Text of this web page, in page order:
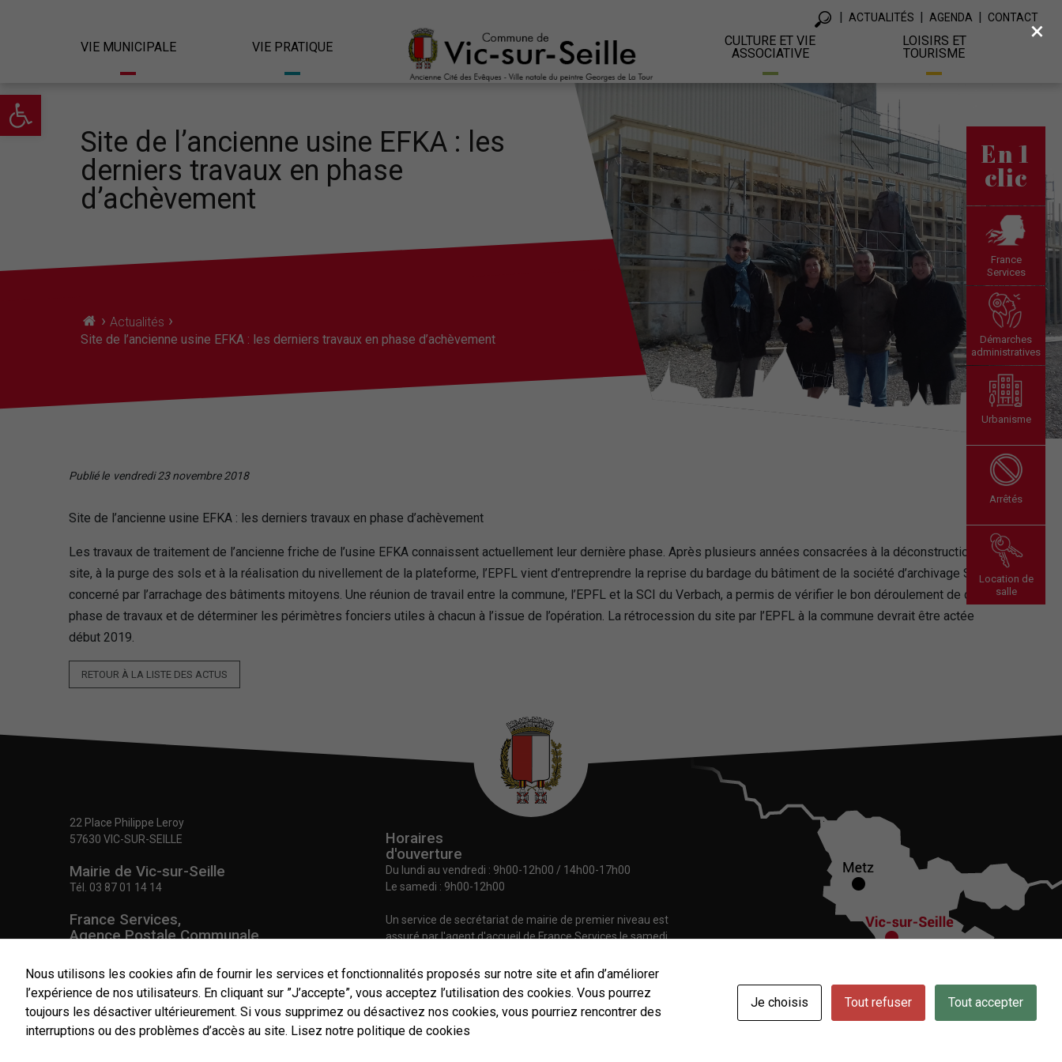
Ouvrir la barre d’outils
ACTUALITÉS AGENDA CONTACT
VIE MUNICIPALE VIE PRATIQUE
CULTURE ET VIE
ASSOCIATIVE
LOISIRS ET
TOURISME
En 1
clic
France
Services
Démarches
administratives
Urbanisme
Arrêtés
Location de
salle
Site de l’ancienne usine EFKA : les
derniers travaux en phase
d’achèvement
› Actualités ›
Site de l’ancienne usine EFKA : les derniers travaux en phase d’achèvement
Publié le vendredi 23 novembre 2018
Site de l’ancienne usine EFKA : les derniers travaux en phase d’achèvement
Les travaux de traitement de l’ancienne friche de l’usine EFKA connaissent actuellement leur dernière phase. Après plusieurs années consacrées à la déconstruction du
site, à la purge des sols et à la réalisation du nivellement de la plateforme, l’EPFL vient d’entreprendre la reprise du bardage du bâtiment de la société d’archivage SGA,
concerné par l’arrachage des bâtiments mitoyens. Une réunion de travail entre la commune, l’EPFL et la SCI du Verbach, a permis de vérifier le bon déroulement de cette
phase de travaux et de déterminer les périmètres fonciers utiles à chacun à l’issue de l’opération. La rétrocession du site par l’EPFL à la commune devrait être actée
début 2019.
RETOUR À LA LISTE DES ACTUS
22 Place Philippe Leroy
57630 VIC-SUR-SEILLE
Mairie de Vic-sur-Seille
Tél. 03 87 01 14 14
France Services,
Agence Postale Communale
NOUS CONTACTER
Horaires
d'ouverture
Du lundi au vendredi : 9h00-12h00 / 14h00-17h00
Le samedi : 9h00-12h00
Un service de secrétariat de mairie de premier niveau est
assuré par l'agent d'accueil de France Services le samedi
Contact Plan du site
×
Nous utilisons les cookies afin de fournir les services et fonctionnalités proposés sur notre site et afin d’améliorer
l’expérience de nos utilisateurs. En cliquant sur ”J’accepte”, vous acceptez l’utilisation des cookies. Vous pourrez
toujours les désactiver ultérieurement. Si vous supprimez ou désactivez nos cookies, vous pourriez rencontrer des
interruptions ou des problèmes d’accès au site. Lisez notre politique de cookies
Je choisis Tout refuser Tout accepter